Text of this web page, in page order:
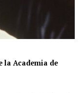
la Academia de